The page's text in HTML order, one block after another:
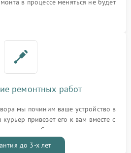
в процессе меняться не будет
ремонтных работ
мы починим ваше устройство в
привезет его к вам вместе с
талоном бесплатно
до 3-х лет